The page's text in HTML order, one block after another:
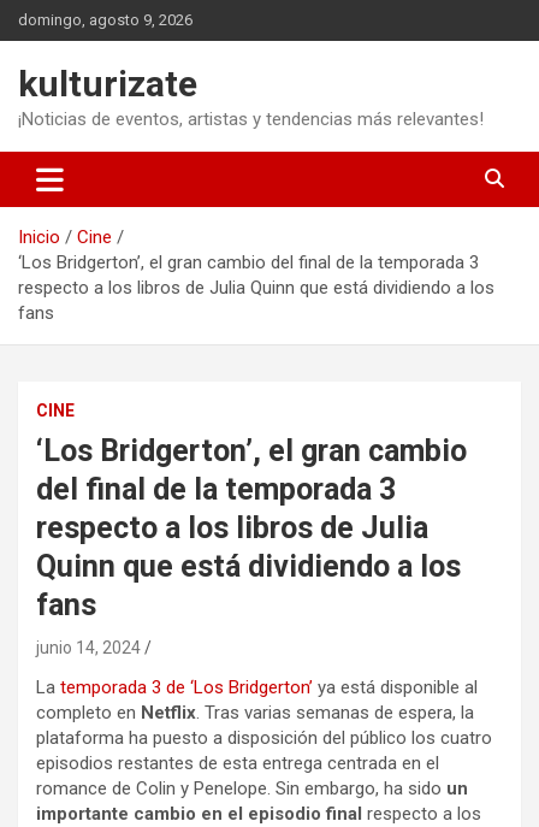
Saltar
al
domingo, agosto 9, 2026
kulturizate
¡Noticias de eventos, artistas y tendencias más relevantes!
Inicio
Cine
‘Los Bridgerton’, el gran cambio del final de la temporada 3
respecto a los libros de Julia Quinn que está dividiendo a los
fans
CINE
‘Los Bridgerton’, el gran cambio
del final de la temporada 3
respecto a los libros de Julia
Quinn que está dividiendo a los
fans
junio 14, 2024
La temporada 3 de ‘Los Bridgerton’ ya está disponible al
completo en Netflix. Tras varias semanas de espera, la
plataforma ha puesto a disposición del público los cuatro
episodios restantes de esta entrega centrada en el
romance de Colin y Penelope. Sin embargo, ha sido un
importante cambio en el episodio final respecto a los